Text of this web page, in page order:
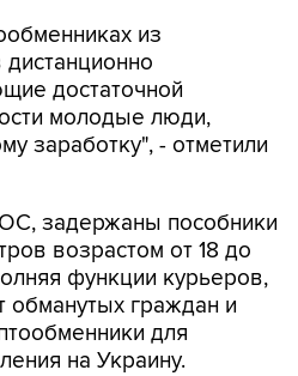
из
дистанционно
достаточной
молодые люди,
заработку", - отметили
задержаны пособники
возрастом от 18 до
функции курьеров,
обманутых граждан и
для
на Украину.